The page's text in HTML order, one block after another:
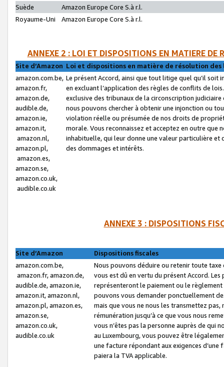
Suède
Amazon Europe Core S.à r.l.
Royaume-Uni
Amazon Europe Core S.à r.l.
ANNEXE 2 : LOI ET DISPOSITIONS EN MATIERE DE
Site d’Amazon Loi et dispositions en matière de résolution
amazon.com.be,
amazon.fr,
amazon.de,
audible.de,
amazon.ie,
amazon.it,
amazon.nl,
amazon.pl,
amazon.es,
amazon.se,
amazon.co.uk,
audible.co.uk
Le présent Accord, ainsi que tout litige quel qu’il soit
en excluant l’application des règles de conflits de
exclusive des tribunaux de la circonscription
nous pouvons chercher à obtenir une injonction ou
violation réelle ou présumée de nos droits de
morale. Vous reconnaissez et acceptez en outre que
inhabituelle, qui leur donne une valeur particulière
des dommages et intérêts.
ANNEXE 3 : DISPOSITIONS
Site d’Amazon
Dispositions fiscales
amazon.com.be,
amazon.fr, amazon.de,
audible.de, amazon.ie,
amazon.it, amazon.nl,
amazon.pl, amazon.es,
amazon.se,
amazon.co.uk,
audible.co.uk
Nous pouvons déduire ou retenir toute
vous est dû en vertu du présent Accord.
représenteront le paiement ou le
pouvons vous demander ponctuellement
mais que vous ne nous les transmettez
rémunération jusqu’à ce que vous nous
vous n’êtes pas la personne auprès de qui
au Luxembourg, vous pouvez être
une facture répondant aux exigences
paiera la TVA applicable.